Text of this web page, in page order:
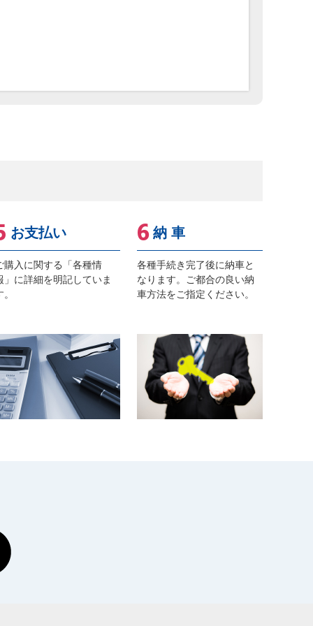
お支払い
購入に関する「各種情
」に詳細を明記していま
納 車
各種手続き完了後に納車と
なります。ご都合の良い納
車方法をご指定ください。